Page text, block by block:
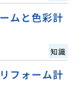
ムと色彩計
知識
フォーム計